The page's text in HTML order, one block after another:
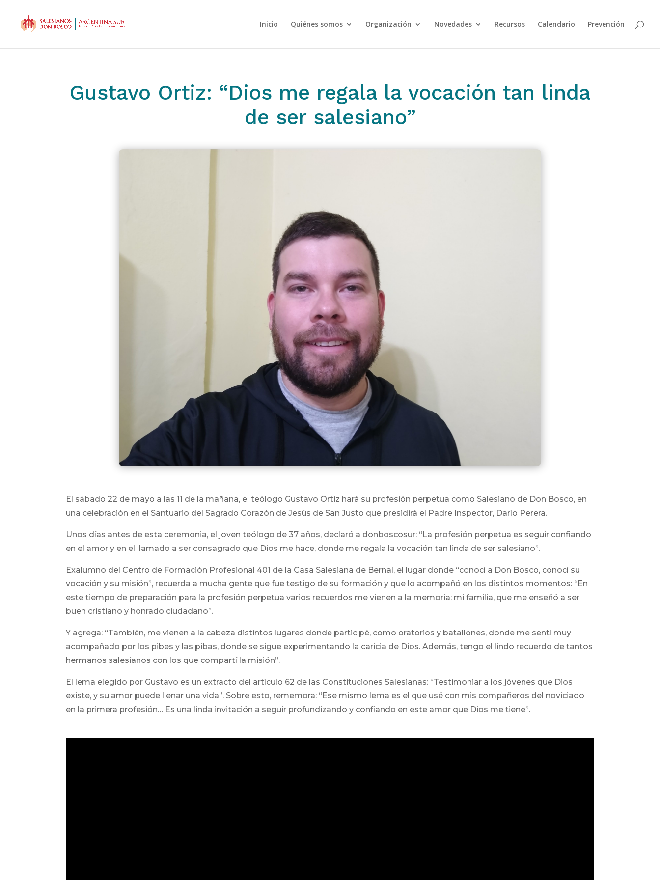
Inicio Quiénes somos Organización Novedades Recursos Calendario Prevención
Gustavo Ortiz: “Dios me regala la vocación tan linda
de ser salesiano”
El sábado 22 de mayo a las 11 de la mañana, el teólogo Gustavo Ortiz hará su profesión perpetua como Salesiano de Don Bosco, en
una celebración en el Santuario del Sagrado Corazón de Jesús de San Justo que presidirá el Padre Inspector, Darío Perera.
Unos días antes de esta ceremonia, el joven teólogo de 37 años, declaró a donboscosur: “La profesión perpetua es seguir confiando
en el amor y en el llamado a ser consagrado que Dios me hace, donde me regala la vocación tan linda de ser salesiano”.
Exalumno del Centro de Formación Profesional 401 de la Casa Salesiana de Bernal, el lugar donde “conocí a Don Bosco, conocí su
vocación y su misión”, recuerda a mucha gente que fue testigo de su formación y que lo acompañó en los distintos momentos: “En
este tiempo de preparación para la profesión perpetua varios recuerdos me vienen a la memoria: mi familia, que me enseñó a ser
buen cristiano y honrado ciudadano”.
Y agrega: “También, me vienen a la cabeza distintos lugares donde participé, como oratorios y batallones, donde me sentí muy
acompañado por los pibes y las pibas, donde se sigue experimentando la caricia de Dios. Además, tengo el lindo recuerdo de tantos
hermanos salesianos con los que compartí la misión”.
El lema elegido por Gustavo es un extracto del artículo 62 de las Constituciones Salesianas: “Testimoniar a los jóvenes que Dios
existe, y su amor puede llenar una vida”. Sobre esto, rememora: “Ese mismo lema es el que usé con mis compañeros del noviciado
en la primera profesión… Es una linda invitación a seguir profundizando y confiando en este amor que Dios me tiene”.